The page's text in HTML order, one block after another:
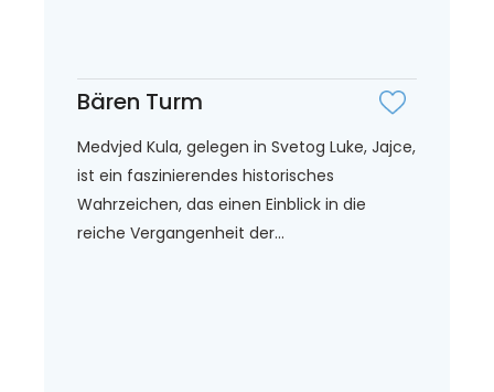
Bären Turm
Medvjed Kula, gelegen in Svetog Luke, Jajce,
ist ein faszinierendes historisches
Wahrzeichen, das einen Einblick in die
reiche Vergangenheit der...